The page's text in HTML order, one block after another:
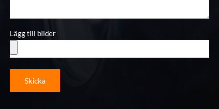
Lägg till bilder
Skicka